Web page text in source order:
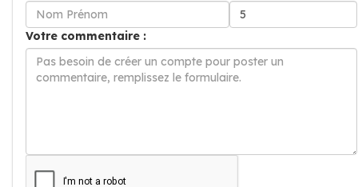
Votre commentaire :